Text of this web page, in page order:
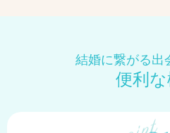
結婚に繋がる出
便利